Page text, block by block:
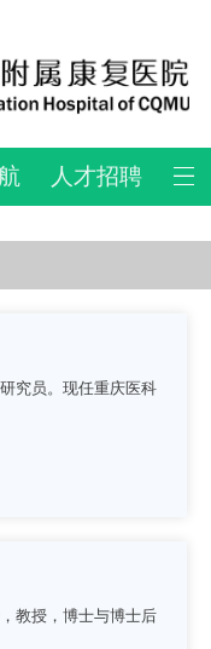
人才招聘
究员。现任重庆医科
教授，博士与博士后